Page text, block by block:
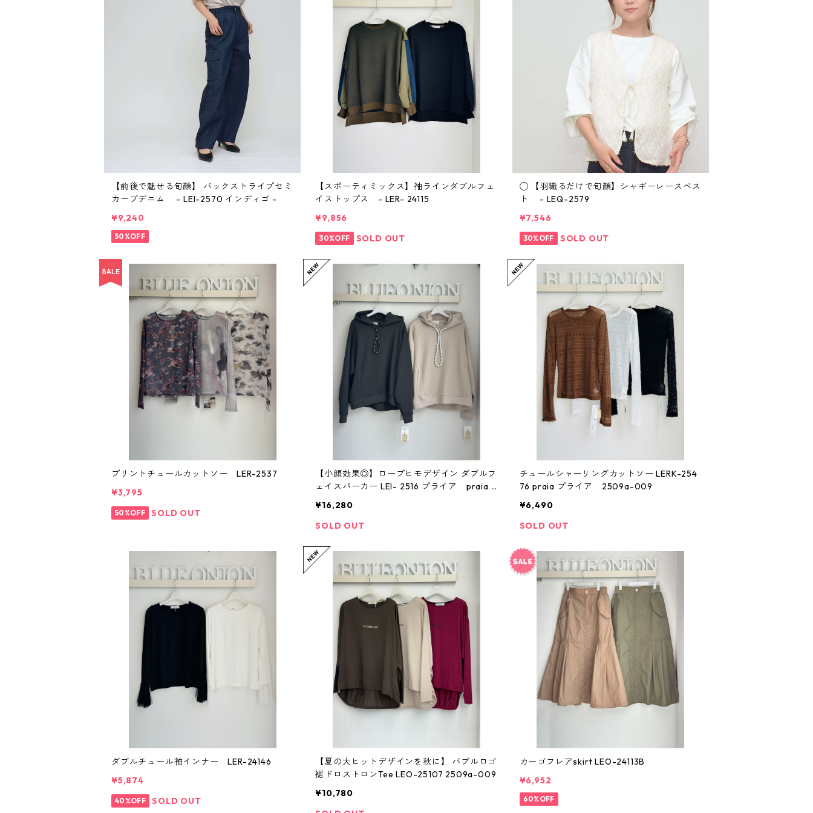
【前後で魅せる旬顔】 バックストライプセミ
カーブデニム - LEI-2570 インディゴ -
¥9,240
50%OFF
【スポーティミックス】袖ラインダブルフェ
イストップス - LER- 24115
¥9,856
30%OFF SOLD OUT
◯ 【羽織るだけで旬顔】シャギーレースベス
ト - LEQ-2579
¥7,546
30%OFF SOLD OUT
プリントチュールカットソー LER-2537
¥3,795
50%OFF SOLD OUT
【小顔効果◎】ロープヒモデザイン ダブルフ
ェイスパーカー LEI- 2516 プライア praia 2
¥16,280
SOLD OUT
チュールシャーリングカットソー LERK-254
76 praia プライア 2509a-009
¥6,490
SOLD OUT
ダブルチュール袖インナー LER-24146
¥5,874
40%OFF SOLD OUT
【夏の大ヒットデザインを秋に】 バブルロゴ
裾ドロストロンTee LEO-25107 2509a-009
¥10,780
カーゴフレアskirt LEO-24113B
¥6,952
60%OFF